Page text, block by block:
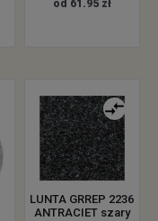
od 61.95 zł
LUNTA GRREP 2236
ANTRACIET szary